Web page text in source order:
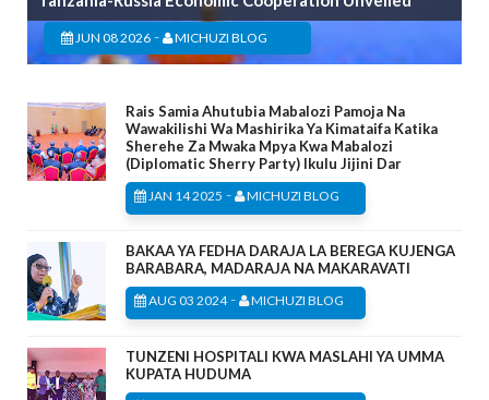
JUN 08 2026 - MICHUZI BLOG
Rais Samia Ahutubia Mabalozi Pamoja Na
Wawakilishi Wa Mashirika Ya Kimataifa Katika
Sherehe Za Mwaka Mpya Kwa Mabalozi
(Diplomatic Sherry Party) Ikulu Jijini Dar
JAN 14 2025 - MICHUZI BLOG
BAKAA YA FEDHA DARAJA LA BEREGA KUJENGA
BARABARA, MADARAJA NA MAKARAVATI
AUG 03 2024- MICHUZI BLOG
TUNZENI HOSPITALI KWA MASLAHI YA UMMA
KUPATA HUDUMA